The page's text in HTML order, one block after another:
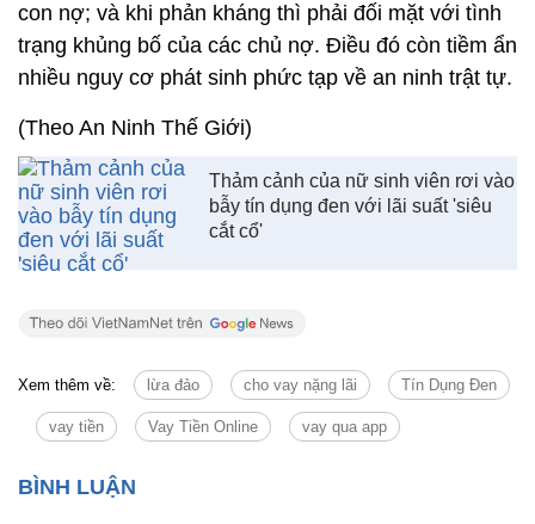
con nợ; và khi phản kháng thì phải đối mặt với tình
trạng khủng bố của các chủ nợ. Điều đó còn tiềm ẩn
nhiều nguy cơ phát sinh phức tạp về an ninh trật tự.
(Theo An Ninh Thế Giới)
Thảm cảnh của nữ sinh viên rơi vào
bẫy tín dụng đen với lãi suất 'siêu
cắt cổ'
Xem thêm về: lừa đảo cho vay nặng lãi Tín Dụng Đen
vay tiền Vay Tiền Online vay qua app